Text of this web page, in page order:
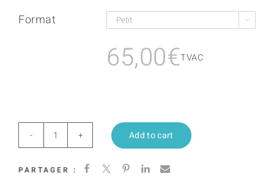
Format 
65,00€TVAC
Crystal
I
Add to cart
PARTAGER :